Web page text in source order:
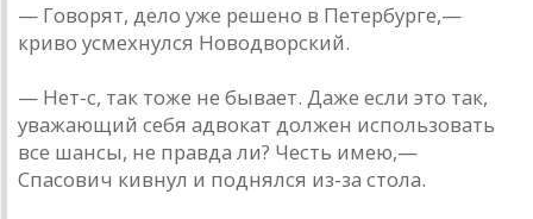
— Говорят, дело уже решено в Петербурге,—
криво усмехнулся Новодворский.
— Нет-с, так тоже не бывает. Даже если это так,
уважающий себя адвокат должен использовать
все шансы, не правда ли? Честь имею,—
Спасович кивнул и поднялся из-за стола.